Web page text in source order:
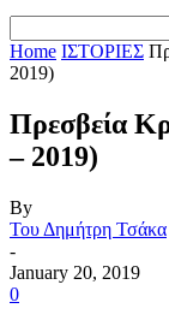
Home ΙΣΤΟΡΙΕΣ
2019)
Πρεσβεία
– 2019)
By
Του Δημήτρη Τσάκα
-
January 20, 2019
0